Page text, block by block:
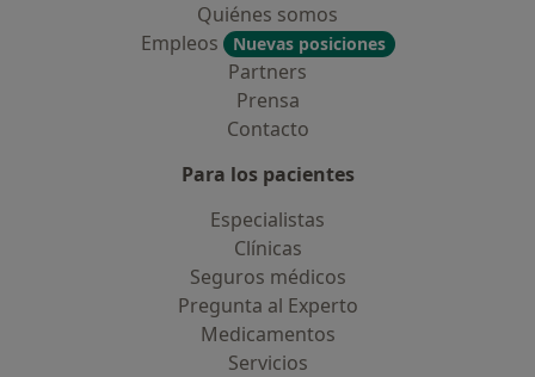
Quiénes somos
Empleos
Nuevas posiciones
Partners
Prensa
Contacto
Para los pacientes
Especialistas
Clínicas
Seguros médicos
Pregunta al Experto
Medicamentos
Servicios